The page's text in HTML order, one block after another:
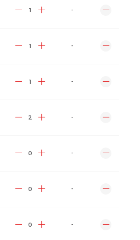
-
-
-
-
-
-
-